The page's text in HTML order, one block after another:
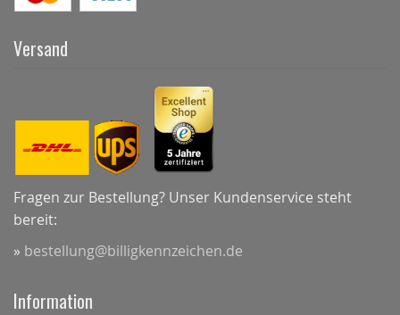
Versand
Fragen zur Bestellung? Unser Kundenservice steht
bereit:
» bestellung@billigkennzeichen.de
Information